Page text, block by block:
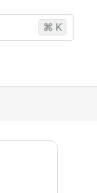
⌘ K